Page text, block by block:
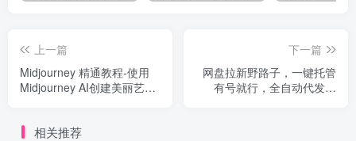
上一篇
Midjourney 精通教程-使用
Midjourney AI创建美丽艺术
下一篇
网盘拉新野路子，一键托管
有号就行，全自动代发视
相关推荐